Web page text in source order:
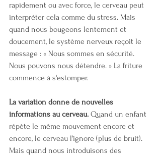
rapidement ou avec force, le cerveau peut
interpréter cela comme du stress. Mais
quand nous bougeons lentement et
doucement, le système nerveux reçoit le
message : « Nous sommes en sécurité.
Nous pouvons nous détendre. » La friture
commence à s'estomper.
La variation donne de nouvelles
informations au cerveau. Quand un enfant
répète le même mouvement encore et
encore, le cerveau l'ignore (plus de bruit).
Mais quand nous introduisons des